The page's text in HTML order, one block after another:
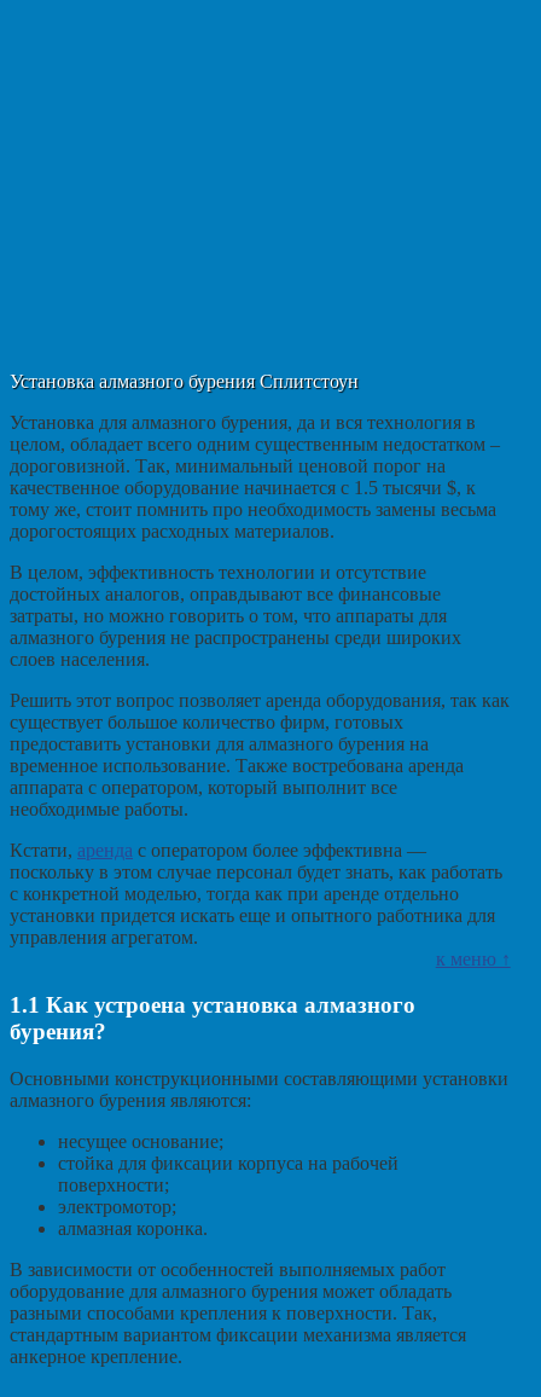
Установка алмазного бурения Сплитстоун
Установка для алмазного бурения, да и вся технология в
целом, обладает всего одним существенным недостатком –
дороговизной. Так, минимальный ценовой порог на
качественное оборудование начинается с 1.5 тысячи $, к
тому же, стоит помнить про необходимость замены весьма
дорогостоящих расходных материалов.
В целом, эффективность технологии и отсутствие
достойных аналогов, оправдывают все финансовые
затраты, но можно говорить о том, что аппараты для
алмазного бурения не распространены среди широких
слоев населения.
Решить этот вопрос позволяет аренда оборудования, так как
существует большое количество фирм, готовых
предоставить установки для алмазного бурения на
временное использование. Также востребована аренда
аппарата с оператором, который выполнит все
необходимые работы.
Кстати, аренда с оператором более эффективна —
поскольку в этом случае персонал будет знать, как работать
с конкретной моделью, тогда как при аренде отдельно
установки придется искать еще и опытного работника для
управления агрегатом.
к меню ↑
1.1 Как устроена установка алмазного
бурения?
Основными конструкционными составляющими установки
алмазного бурения являются:
несущее основание;
стойка для фиксации корпуса на рабочей
поверхности;
электромотор;
алмазная коронка.
В зависимости от особенностей выполняемых работ
оборудование для алмазного бурения может обладать
разными способами крепления к поверхности. Так,
стандартным вариантом фиксации механизма является
анкерное крепление.